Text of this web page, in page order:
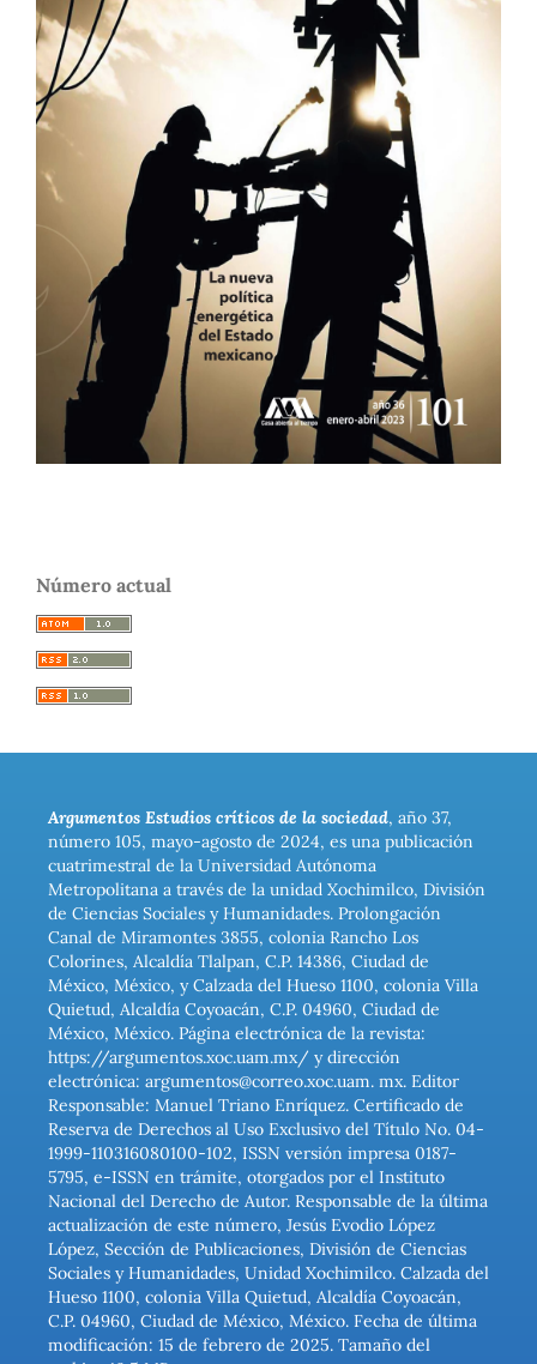
Número actual
Argumentos Estudios críticos de la sociedad, año 37,
número 105, mayo-agosto de 2024, es una publicación
cuatrimestral de la Universidad Autónoma
Metropolitana a través de la unidad Xochimilco, División
de Ciencias Sociales y Humanidades. Prolongación
Canal de Miramontes 3855, colonia Rancho Los
Colorines, Alcaldía Tlalpan, C.P. 14386, Ciudad de
México, México, y Calzada del Hueso 1100, colonia Villa
Quietud, Alcaldía Coyoacán, C.P. 04960, Ciudad de
México, México. Página electrónica de la revista:
https://argumentos.xoc.uam.mx/ y dirección
electrónica: argumentos@correo.xoc.uam. mx. Editor
Responsable: Manuel Triano Enríquez. Certificado de
Reserva de Derechos al Uso Exclusivo del Título No. 04-
1999-110316080100-102, ISSN versión impresa 0187-
5795, e-ISSN en trámite, otorgados por el Instituto
Nacional del Derecho de Autor. Responsable de la última
actualización de este número, Jesús Evodio López
López, Sección de Publicaciones, División de Ciencias
Sociales y Humanidades, Unidad Xochimilco. Calzada del
Hueso 1100, colonia Villa Quietud, Alcaldía Coyoacán,
C.P. 04960, Ciudad de México, México. Fecha de última
modificación: 15 de febrero de 2025. Tamaño del